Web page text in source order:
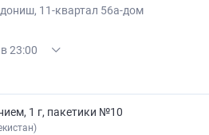
11-квартал 56а-дом
23:00
1 г, пакетики №10